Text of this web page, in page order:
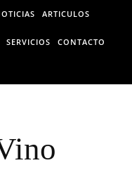
ARTICULOS
SERVICIOS CONTACTO